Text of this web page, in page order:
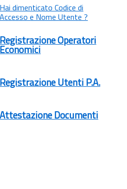
Hai dimenticato Codice di
Accesso e Nome Utente ?
Registrazione Operatori
Economici
Registrazione Utenti P.A.
Attestazione Documenti